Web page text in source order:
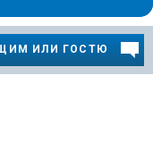
ИЛИ ГОСТЮ